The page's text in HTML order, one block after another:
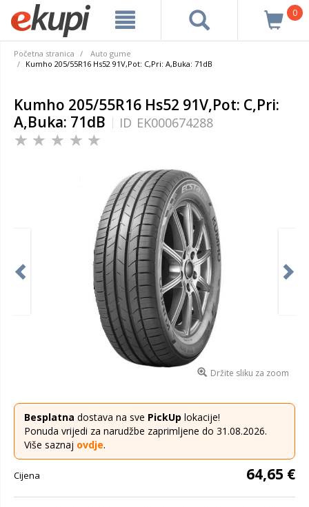
0
Početna stranica
Auto gume
Kumho 205/55R16 Hs52 91V,Pot: C,Pri: A,Buka: 71dB
Kumho 205/55R16 Hs52 91V,Pot: C,Pri:
A,Buka: 71dB
ID EK000674288
Držite sliku za zoom
Besplatna dostava na sve PickUp lokacije!
Ponuda vrijedi za narudžbe zaprimljene do 31.08.2026.
Više saznaj ovdje.
Cijena 64,65 €